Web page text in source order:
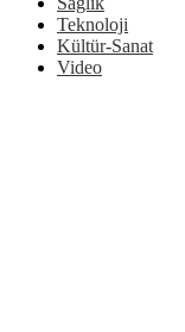
Teknoloji
Kültür-Sanat
Video